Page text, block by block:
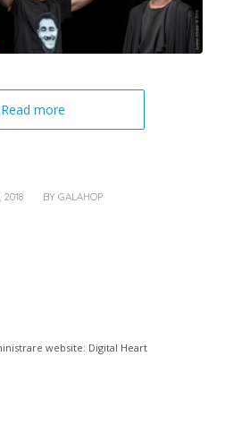
Read more
2018 BY GALAHOP
website: Digital Heart